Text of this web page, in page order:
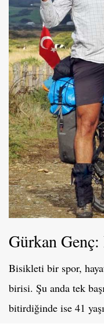
Gürkan
Bisikleti bir spor,
birisi. Şu anda tek
bitirdiğinde ise 41